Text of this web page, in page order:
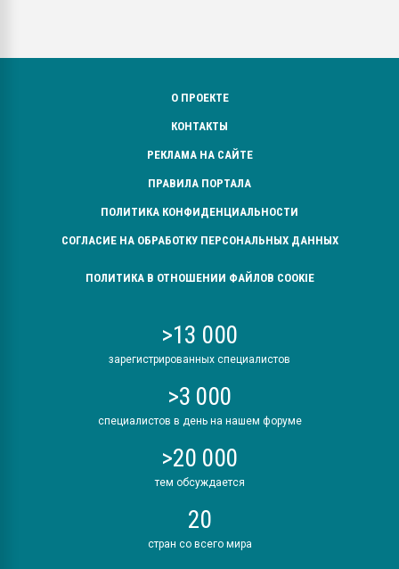
О ПРОЕКТЕ
КОНТАКТЫ
РЕКЛАМА НА САЙТЕ
ПРАВИЛА ПОРТАЛА
ПОЛИТИКА КОНФИДЕНЦИАЛЬНОСТИ
СОГЛАСИЕ НА ОБРАБОТКУ ПЕРСОНАЛЬНЫХ ДАННЫХ
ПОЛИТИКА В ОТНОШЕНИИ ФАЙЛОВ COOKIE
>13 000
зарегистрированных специалистов
>3 000
специалистов в день на нашем форуме
>20 000
тем обсуждается
20
стран со всего мира